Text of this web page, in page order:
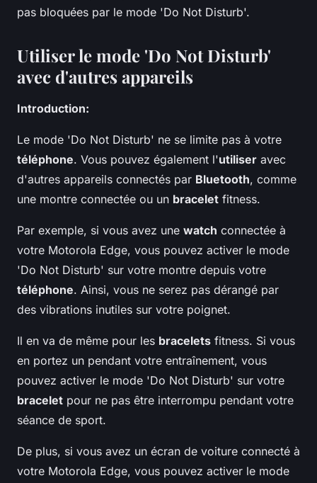
pas bloquées par le mode 'Do Not Disturb'.
Utiliser le mode 'Do Not Disturb'
avec d'autres appareils
Introduction:
Le mode 'Do Not Disturb' ne se limite pas à votre
téléphone. Vous pouvez également l'utiliser avec
d'autres appareils connectés par Bluetooth, comme
une montre connectée ou un bracelet fitness.
Par exemple, si vous avez une watch connectée à
votre Motorola Edge, vous pouvez activer le mode
'Do Not Disturb' sur votre montre depuis votre
téléphone. Ainsi, vous ne serez pas dérangé par
des vibrations inutiles sur votre poignet.
Il en va de même pour les bracelets fitness. Si vous
en portez un pendant votre entraînement, vous
pouvez activer le mode 'Do Not Disturb' sur votre
bracelet pour ne pas être interrompu pendant votre
séance de sport.
De plus, si vous avez un écran de voiture connecté à
votre Motorola Edge, vous pouvez activer le mode